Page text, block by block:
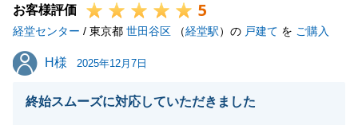
て、非常に貴重なご意見をいただき重ねて御礼申し上
げます。
「同じ担当者であれば、他の部屋も見たいと言いやす
い」というお客様の視点は、私どもにとって大変ハッ
とさせられる、本質的なご指摘でございます。
お客様評価 5
経堂センター / 東京都 世田谷区 （経堂駅）の 戸建て を ご購入
H様
H様 2025年12月7日
終始スムーズに対応していただきました